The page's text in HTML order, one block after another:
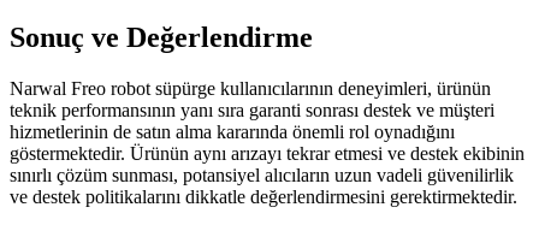
Sonuç ve Değerlendirme
Narwal Freo robot süpürge kullanıcılarının deneyimleri, ürünün
teknik performansının yanı sıra garanti sonrası destek ve müşteri
hizmetlerinin de satın alma kararında önemli rol oynadığını
göstermektedir. Ürünün aynı arızayı tekrar etmesi ve destek ekibinin
sınırlı çözüm sunması, potansiyel alıcıların uzun vadeli güvenilirlik
ve destek politikalarını dikkatle değerlendirmesini gerektirmektedir.